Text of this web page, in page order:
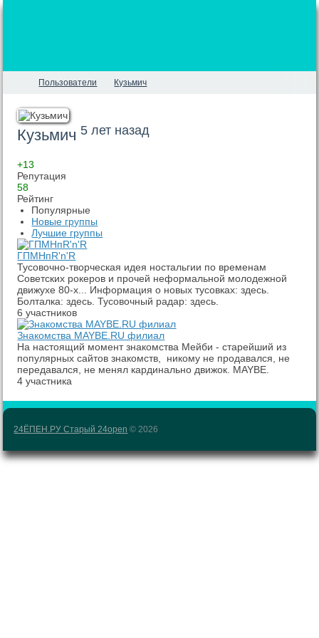
Пользователи Кузьмич
Кузьмич 5 лет назад
+13
Репутация
58
Рейтинг
Популярные
Новые группы
Лучшие группы
ГПМНпR'n'R
Тусовочно-творческая идея ностальгии по временам
Советских рокеров и прочей неформальной молодежной
движухе 80-х... Информация о новых тусовках: здесь.
Болталка: здесь. Тусовочный радар: здесь.
6 участников
Знакомства MAYBE.RU филиал
На настоящий момент знакомства Мейби - старейший из
популярных сайтов знакомств, никому не продавался, не
передавался, не менял кардинально движок. MAYBE.
4 участника
24ЁПЕН.РУ Старый 24open © 2026